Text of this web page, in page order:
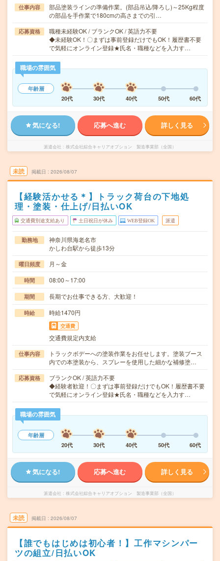
仕事内容
部品塗装ラインの準備作業。(部品吊込/降ろし)～25Kg程度
の部品を手作業で180cmの高さまでの引…
応募資格
職種未経験OK / ブランクOK / 英語力不要
◆未経験OK！〇まずは事前登録だけでもOK！履歴書不要
で気軽にオンライン登録★氏名・職種などを入力す…
職場の雰囲気
年齢層
20代
30代 40代 50代 60代
気になる! 応募へ進む 詳しく見る
派遣会社 株式会社綜合キャリアオプション 製造事業部（全国）
未読 掲載日 2026/08/07
【経験活かせる＊】トラック荷台の下地処
理・塗装・仕上げ/日払いOK
交通費別途支給あり 土日祝日が休み WEB登録OK 派遣
勤務地
神奈川県海老名市
かしわ台駅から徒歩13分
曜日頻度 月～金
時間 08:00～17:00
期間 長期でお仕事できる方、大歓迎！
時給 時給1470円
交通費
交通費規定内支給
仕事内容
トラックボデーへの塗装作業をお任せします。塗装ブース
内での本塗装から、スプレーを使用した細かな補修塗…
応募資格
ブランクOK / 英語力不要
◆経験者歓迎！〇まずは事前登録だけでもOK！履歴書不要
で気軽にオンライン登録★氏名・職種などを入力す…
職場の雰囲気
年齢層
20代
30代 40代 50代 60代
気になる! 応募へ進む 詳しく見る
派遣会社 株式会社綜合キャリアオプション 製造事業部（全国）
未読 掲載日 2026/08/07
【誰でもはじめは初心者！】工作マシンパー
ツの組立/日払いOK